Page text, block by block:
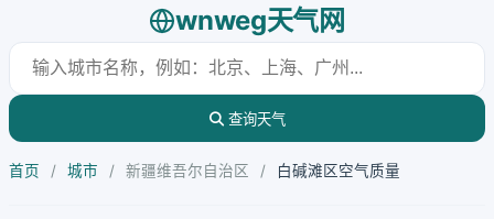
wnweg天气网
查询天气
首页 / 城市 / 新疆维吾尔自治区 / 白碱滩区空气质量